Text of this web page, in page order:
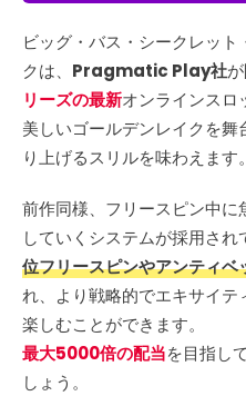
ビッグ・バス・シークレッ
クは、 Pragmatic Play社
リーズの最新オンラインスロ
美しいゴールデンレイクを
り上げるスリルを味わえます。
前作同様、フリースピン中
していくシステムが採用さ
位フリースピンやアンティ
れ、より戦略的でエキサイ
楽しむことができます。
最大5000倍の配当を目指し
しょう。